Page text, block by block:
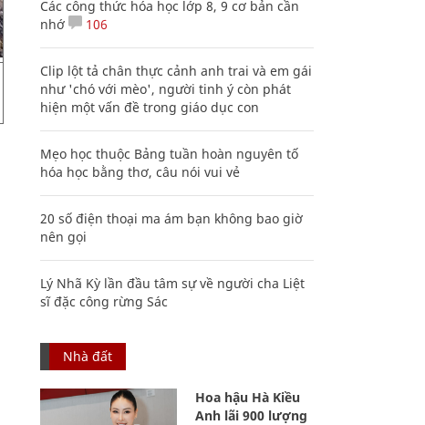
Các công thức hóa học lớp 8, 9 cơ bản cần
nhớ
106
Clip lột tả chân thực cảnh anh trai và em gái
như 'chó với mèo', người tinh ý còn phát
hiện một vấn đề trong giáo dục con
Mẹo học thuộc Bảng tuần hoàn nguyên tố
hóa học bằng thơ, câu nói vui vẻ
20 số điện thoại ma ám bạn không bao giờ
nên gọi
Lý Nhã Kỳ lần đầu tâm sự về người cha Liệt
sĩ đặc công rừng Sác
Nhà đất
Hoa hậu Hà Kiều
Anh lãi 900 lượng